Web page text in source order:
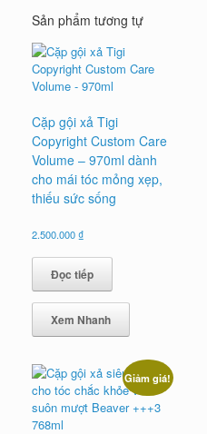
Sản phẩm tương tự
Cặp gội xả Tigi
Copyright Custom Care
Volume – 970ml dành
cho mái tóc mỏng xẹp,
thiếu sức sống
2.500.000₫
Đọc tiếp
Xem Nhanh
Giảm giá!